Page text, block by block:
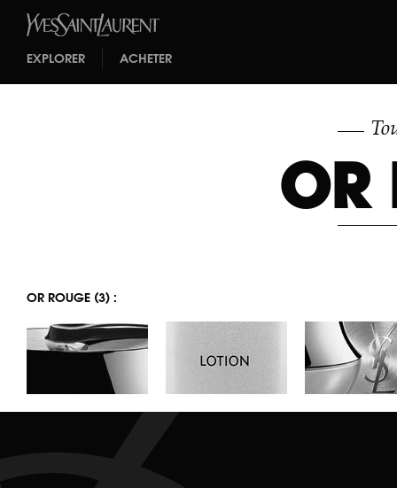
EXPLORER ACHETER
OR
OR ROUGE (3) :